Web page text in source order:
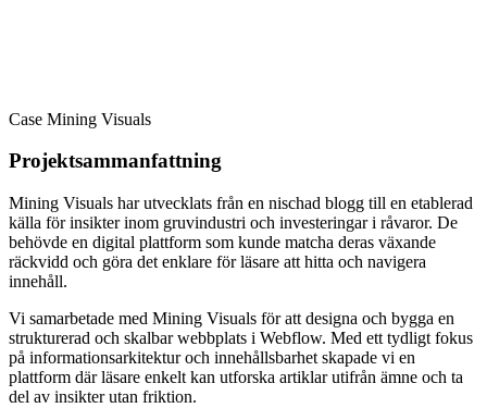
Case Mining Visuals
Projektsammanfattning
Mining Visuals har utvecklats från en nischad blogg till en etablerad
källa för insikter inom gruvindustri och investeringar i råvaror. De
behövde en digital plattform som kunde matcha deras växande
räckvidd och göra det enklare för läsare att hitta och navigera
innehåll.
Vi samarbetade med Mining Visuals för att designa och bygga en
strukturerad och skalbar webbplats i Webflow. Med ett tydligt fokus
på informationsarkitektur och innehållsbarhet skapade vi en
plattform där läsare enkelt kan utforska artiklar utifrån ämne och ta
del av insikter utan friktion.